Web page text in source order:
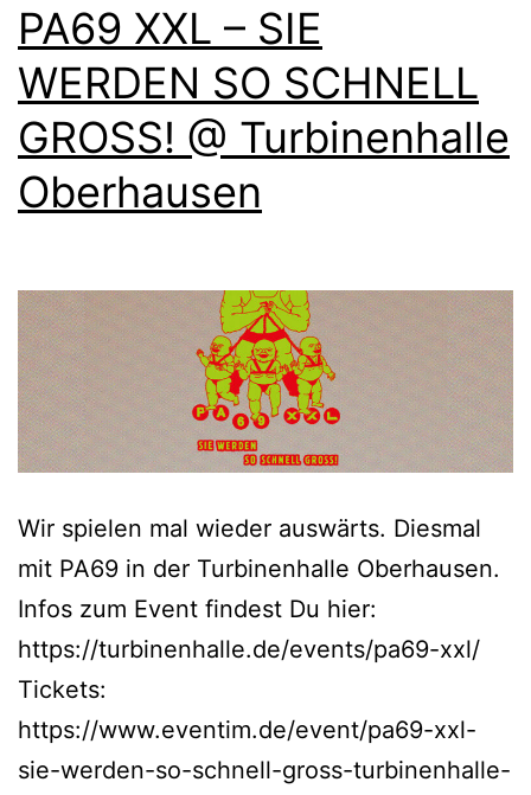
PA69 XXL – SIE
WERDEN SO SCHNELL
GROSS! @ Turbinenhalle
Oberhausen
Wir spielen mal wieder auswärts. Diesmal
mit PA69 in der Turbinenhalle Oberhausen.
Infos zum Event findest Du hier:
https://turbinenhalle.de/events/pa69-xxl/
Tickets:
https://www.eventim.de/event/pa69-xxl-
sie-werden-so-schnell-gross-turbinenhalle-